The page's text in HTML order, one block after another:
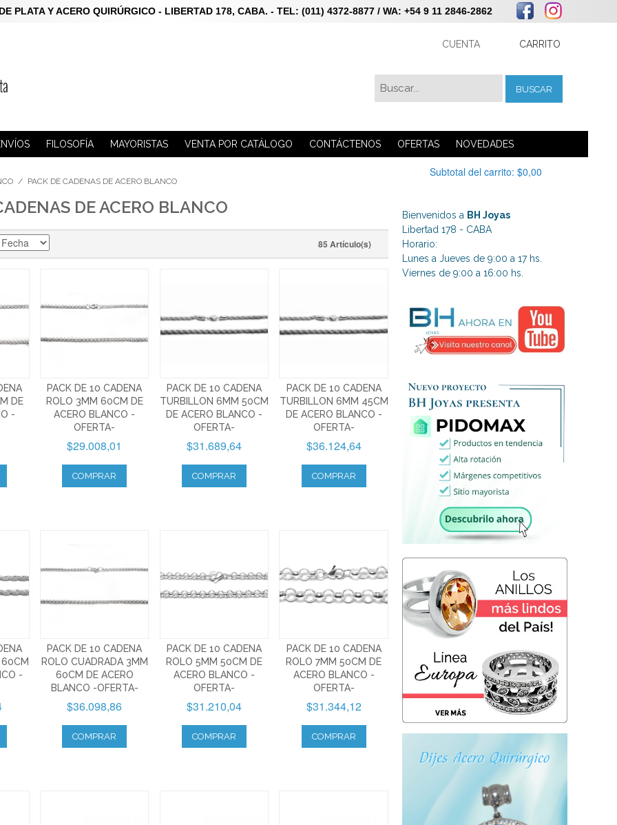
PLATA Y ACERO QUIRÚRGICO - LIBERTAD 178, CABA. - TEL: (011) 4372-8877 / WA: +54 9 11 2846-2862
CUENTA CARRITO
FILOSOFÍA MAYORISTAS VENTA POR CATÁLOGO CONTÁCTENOS OFERTAS NOVEDADES
BUSCAR
Subtotal del carrito: $0,00
/ PACK DE CADENAS DE ACERO BLANCO
DE ACERO BLANCO
85 Artículo(s)
DE
-
PACK DE 10 CADENA
ROLO 3MM 60CM DE
ACERO BLANCO -
OFERTA-
$29.008,01
COMPRAR
PACK DE 10 CADENA
TURBILLON 6MM 50CM
DE ACERO BLANCO -
OFERTA-
$31.689,64
COMPRAR
PACK DE 10 CADENA
TURBILLON 6MM 45CM
DE ACERO BLANCO -
OFERTA-
$36.124,64
COMPRAR
-
PACK DE 10 CADENA
ROLO CUADRADA 3MM
60CM DE ACERO
BLANCO -OFERTA-
$36.098,86
COMPRAR
PACK DE 10 CADENA
ROLO 5MM 50CM DE
ACERO BLANCO -
OFERTA-
$31.210,04
COMPRAR
PACK DE 10 CADENA
ROLO 7MM 50CM DE
ACERO BLANCO -
OFERTA-
$31.344,12
COMPRAR
Bienvenidos a BH Joyas
Libertad 178 - CABA
Horario:
Lunes a Jueves de 9:00 a 17 hs.
Viernes de 9:00 a 16:00 hs.